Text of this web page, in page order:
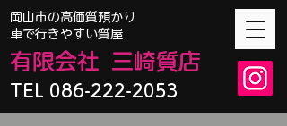
TEL 086-222-2053
​岡山市の高価質預かり
車で行きやすい質屋
有限会社 三崎質店